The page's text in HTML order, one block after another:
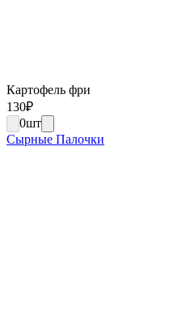
Картофель фри
130₽
0шт
Сырные Палочки